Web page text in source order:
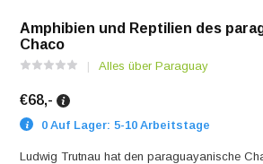
Amphibien und Reptilien des
Chaco
Alles über Paraguay
€68,-
0 Auf Lager: 5-10 Arbeitstage
Ludwig Trutnau hat den paraguayanische